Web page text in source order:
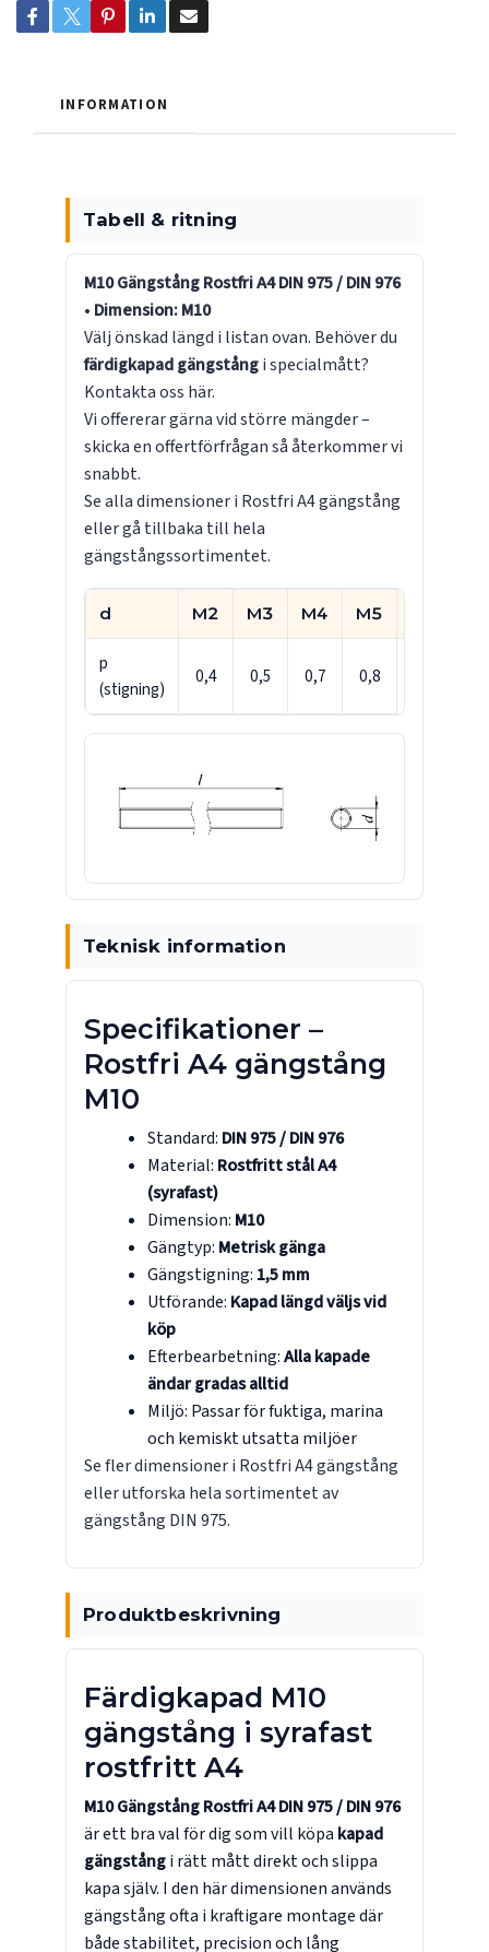
INFORMATION
Tabell & ritning
M10 Gängstång Rostfri A4 DIN 975 / DIN 976
• Dimension: M10
Välj önskad längd i listan ovan. Behöver du
färdigkapad gängstångi specialmått?
Kontakta oss här.
Vi offererar gärna vid större mängder –
skicka en offertförfråganså återkommer vi
snabbt.
Se alla dimensioner i Rostfri A4 gängstång
eller gå tillbaka till hela
gängstångssortimentet.
d M2 M3 M4 M5
p
(stigning)
0,4 0,5 0,7 0,8
Teknisk information
Specifikationer –
Rostfri A4 gängstång
M10
Standard: DIN 975 / DIN 976
Material: Rostfritt stål A4
(syrafast)
Dimension: M10
Gängtyp: Metrisk gänga
Gängstigning: 1,5 mm
Utförande: Kapad längd väljs vid
köp
Efterbearbetning:Alla kapade
ändar gradas alltid
Miljö: Passar för fuktiga, marina
och kemiskt utsatta miljöer
Se fler dimensioner i Rostfri A4 gängstång
eller utforska hela sortimentet av
gängstång DIN 975.
Produktbeskrivning
Färdigkapad M10
gängstång i syrafast
rostfritt A4
M10 Gängstång Rostfri A4 DIN 975 / DIN 976
är ett bra val för dig som vill köpa kapad
gängstångi rätt mått direkt och slippa
kapa själv. I den här dimensionen används
gängstång ofta i kraftigare montage där
både stabilitet, precision och lång